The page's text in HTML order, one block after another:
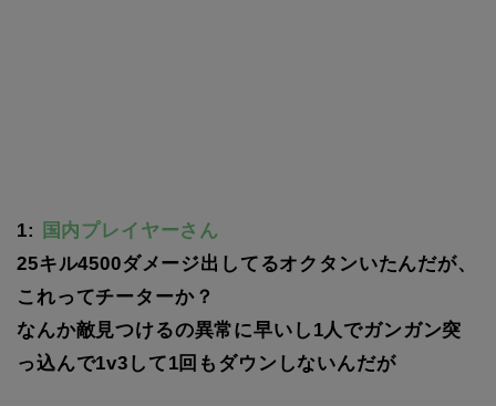
1:
国内プレイヤーさん
25キル4500ダメージ出してるオクタンいたんだが、
これってチーターか？
なんか敵見つけるの異常に早いし1人でガンガン突
っ込んで1v3して1回もダウンしないんだが